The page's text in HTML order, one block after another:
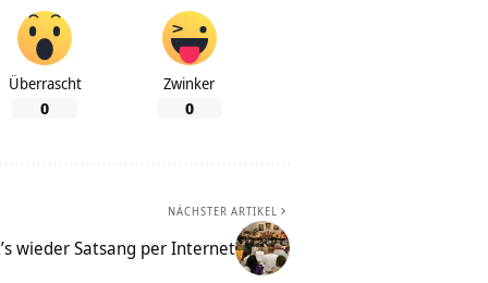
Überrascht
0
Zwinker
0
NÄCHSTER ARTIKEL
wieder Satsang per Internet